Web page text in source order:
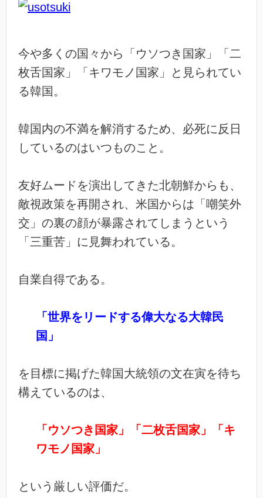
今や多くの国々から「ウソつき国家」「二
枚舌国家」「キワモノ国家」と見られてい
る韓国。
韓国内の不満を解消するため、必死に反日
しているのはいつものこと。
友好ムードを演出してきた北朝鮮からも、
敵視政策を再開され、米国からは「嘲笑外
交」の裏の顔が暴露されてしまうという
「三重苦」に見舞われている。
自業自得である。
「世界をリードする偉大なる大韓民
国」
を目標に掲げた韓国大統領の文在寅を待ち
構えているのは、
「ウソつき国家」「二枚舌国家」「キ
ワモノ国家」
という厳しい評価だ。